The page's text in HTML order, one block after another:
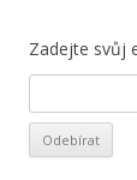
Zadejte svůj